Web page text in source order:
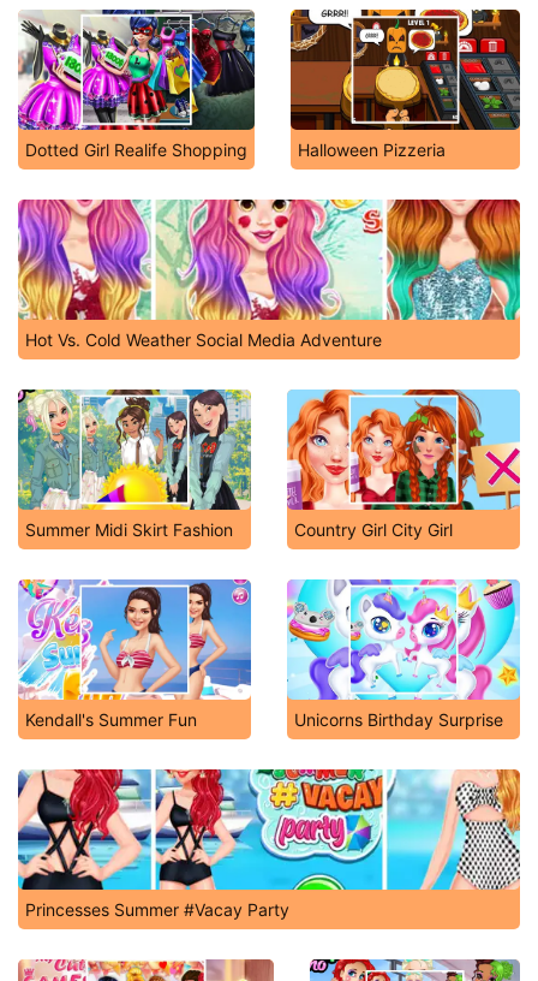
Dotted Girl Realife Shopping Halloween Pizzeria
Hot Vs. Cold Weather Social Media Adventure
Summer Midi Skirt Fashion Country Girl City Girl
Kendall's Summer Fun Unicorns Birthday Surprise
Princesses Summer #Vacay Party